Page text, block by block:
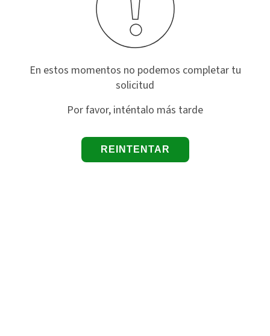
En estos momentos no podemos completar tu
solicitud
Por favor, inténtalo más tarde
REINTENTAR